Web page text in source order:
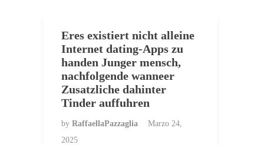
Eres existiert nicht alleine
Internet dating-Apps zu
handen Junger mensch,
nachfolgende wanneer
Zusatzliche dahinter
Tinder auffuhren
by RaffaellaPazzaglia
Marzo 24,
2025